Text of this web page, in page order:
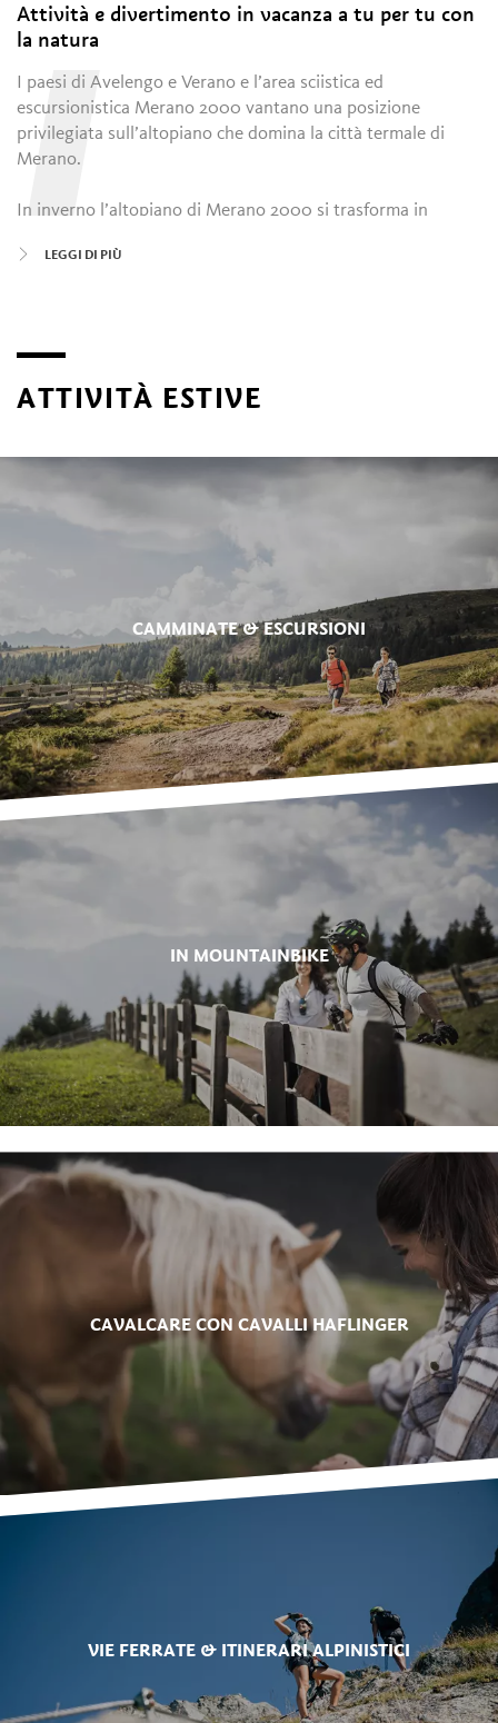
Attività e divertimento in vacanza a tu per tu con
la natura
I
I paesi di Avelengo e Verano e l’area sciistica ed
escursionistica Merano 2000 vantano una posizione
privilegiata sull’altopiano che domina la città termale di
Merano.
In inverno l’altopiano di Merano 2000 si trasforma in
invernali , raggiungibile da Merano con la macchina o con la
assaporare le specialità locali. Per godersi la neve lontano
dalle piste si può scegliere tra numerosi sentieri battuti da
trainata da cavalli.
si trova un vero paradiso per
guide esperte e qualificate permettono di scoprire gli angoli
più belli in tutta sicurezza. E non mancano nemmeno le
malghe e i rifugi per una pausa veloce o un pranzo rilassato
al sole.
Altra attività particolarmente apprezzata èl’equitazione:
in groppa ai docili cavalli Haflinger che devono il loro nome
proprio al paese di Avelengo, si esplorano territori sempre
nuovi e si fa sosta nei punti panoramici più belli. Adatti a
grandi e piccini, i Haflinger sono la razza ideale per
avvicinarsi a questo particolare mondo. Ma la regione
vacanze offre quanto di meglio anche agli appassionati di
sport e attività
. A garantire il massimo del divertimento per le
ci sono l’Outdoor Kids Camp, la pista per bob su
rotaia non lontano dalla città e tanti sentieri tematici adatti
anche ai più piccini.
LEGGI DI PIÙ
ATTIVITÀ ESTIVE
CAMMINATE & ESCURSIONI
IN MOUNTAINBIKE
CAVALCARE CON CAVALLI HAFLINGER
VIE FERRATE & ITINERARI ALPINISTICI